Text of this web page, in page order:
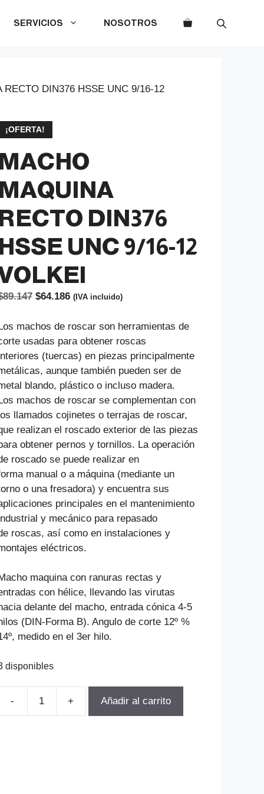
SERVICIOS NOSOTROS
RECTO DIN376 HSSE UNC 9/16-12
¡OFERTA!
MACHO
MAQUINA
RECTO DIN376
HSSE UNC 9/16-12
89.147 El
original
era:
$89.147.
$64.186El
actual
es:
$64.186.
(IVA incluido)
machos de roscar son herramientas de
usadas para obtener roscas
(tuercas) en piezas principalmente
aunque también pueden ser de
blando, plástico o incluso madera.
machos de roscar se complementan con
llamados cojinetes o terrajas de roscar,
realizan el roscado exterior de las piezas
obtener pernos y tornillos. La operación
roscado se puede realizar en
manual o a máquina (mediante un
o una fresadora) y encuentra sus
principales en el mantenimiento
y mecánico para repasado
roscas, así como en instalaciones y
eléctricos.
maquina con ranuras rectas y
con hélice, llevando las virutas
delante del macho, entrada cónica 4-5
(DIN-Forma B). Angulo de corte 12º %
medido en el 3er hilo.
disponibles
Añadir al carrito